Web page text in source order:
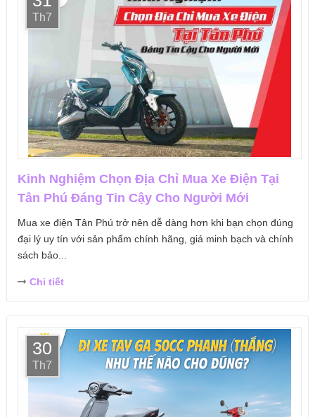
Th7
Kinh Nghiệm Chọn Địa Chỉ Mua Xe Điện Tại
Tân Phú Đáng Tin Cậy Cho Người Mới
Mua xe điện Tân Phú trở nên dễ dàng hơn khi bạn chọn đúng
đại lý uy tín với sản phẩm chính hãng, giá minh bạch và chính
sách bảo...
Chi tiết
30
Th7